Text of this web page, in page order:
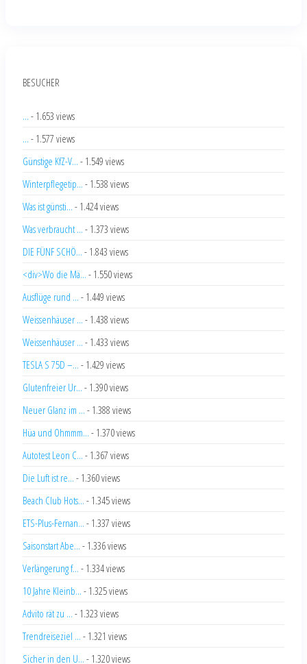
BESUCHER
... - 1.653 views
... - 1.577 views
Günstige KfZ-V... - 1.549 views
Winterpflegetip... - 1.538 views
Was ist günsti... - 1.424 views
Was verbraucht ... - 1.373 views
DIE FÜNF SCHÖ... - 1.843 views
<div>Wo die Mä... - 1.550 views
Ausflüge rund ... - 1.449 views
Weissenhäuser ... - 1.438 views
Weissenhäuser ... - 1.433 views
TESLA S 75D –... - 1.429 views
Glutenfreier Ur... - 1.390 views
Neuer Glanz im ... - 1.388 views
Hüa und Ohmmm... - 1.370 views
Autotest Leon C... - 1.367 views
Die Luft ist re... - 1.360 views
Beach Club Hots... - 1.345 views
ETS-Plus-Fernan... - 1.337 views
Saisonstart Abe... - 1.336 views
Verlängerung f... - 1.334 views
10 Jahre Kleinb... - 1.325 views
Advito rät zu ... - 1.323 views
Trendreiseziel ... - 1.321 views
Sicher in den U... - 1.320 views